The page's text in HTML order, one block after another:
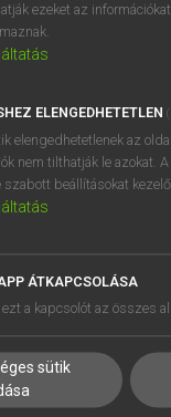
SÚGÓ
RÓLUNK
SÜTI
ezeket az
ELENGEDHETETLEN
elengedhetetlenek az
nem tilthatják le azokat.
szabott beállításokat
ÁTKAPCSOLÁSA
a kapcsolót az összes
sütik